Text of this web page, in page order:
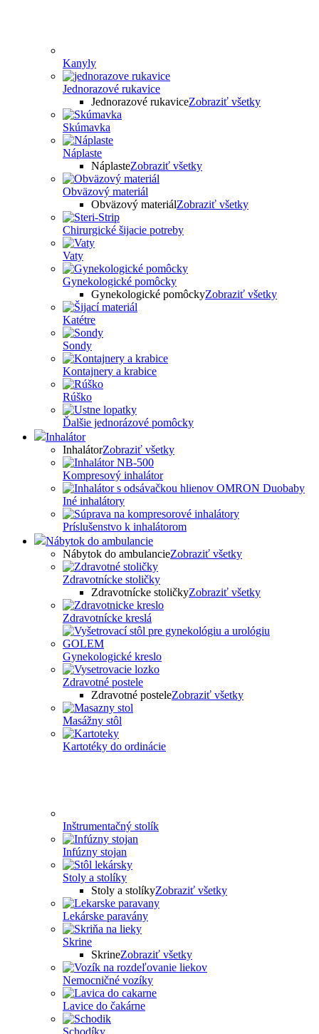
Kanyly
Jednorazové rukavice
Jednorazové rukaviceZobraziť všetky
Skúmavka
Náplaste
NáplasteZobraziť všetky
Obväzový materiál
Obväzový materiálZobraziť všetky
Chirurgické šijacie potreby
Vaty
Gynekologické pomôcky
Gynekologické pomôckyZobraziť všetky
Katétre
Sondy
Kontajnery a krabice
Rúško
Ďalšie jednorázové pomôcky
Inhalátor
InhalátorZobraziť všetky
Kompresový inhalátor
Iné inhalátory
Príslušenstvo k inhalátorom
Nábytok do ambulancie
Nábytok do ambulancieZobraziť všetky
Zdravotnícke stoličky
Zdravotnícke stoličkyZobraziť všetky
Zdravotnícke kreslá
Gynekologické kreslo
Zdravotné postele
Zdravotné posteleZobraziť všetky
Masážny stôl
Kartotéky do ordinácie
Inštrumentačný stolík
Infúzny stojan
Stoly a stolíky
Stoly a stolíkyZobraziť všetky
Lekárske paravány
Skrine
SkrineZobraziť všetky
Nemocničné vozíky
Lavice do čakárne
Schodíky